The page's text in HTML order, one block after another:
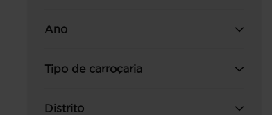
Ano
Tipo de carroçaria
Distrito